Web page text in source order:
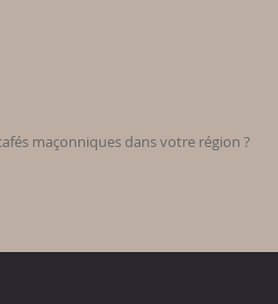
maçonniques dans votre région ?